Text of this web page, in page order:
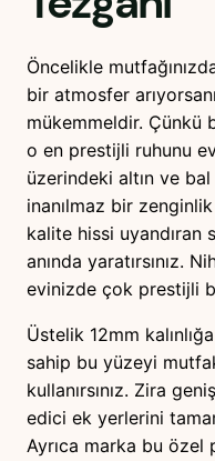
Öncelikle
bir atmosfer
mükemmeldir. Çünkü
o en prestijli ruhunu
üzerindeki altın ve
inanılmaz bir
kalite hissi uyandıran
anında yaratırsınız.
evinizde çok prestijli
Üstelik 12mm
sahip bu yüzeyi
kullanırsınız. Zira
edici ek yerlerini
Ayrıca marka bu